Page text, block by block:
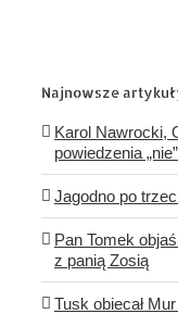
Najnowsze
Karol Nawrocki,
powiedzenia
Jagodno po
Pan Tomek
z panią Zosią
Tusk obiecał